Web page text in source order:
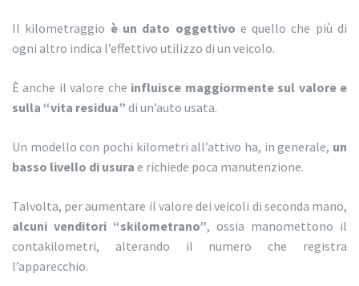
Il kilometraggio è un dato oggettivo e quello che più di
ogni altro indica l’effettivo utilizzo di un veicolo.
È anche il valore che influisce maggiormente sul valore e
sulla “vita residua” di un’auto usata.
Un modello con pochi kilometri all’attivo ha, in generale, un
basso livello di usura e richiede poca manutenzione.
Talvolta, per aumentare il valore dei veicoli di seconda mano,
alcuni venditori “skilometrano”, ossia manomettono il
contakilometri, alterando il numero che registra
l’apparecchio.